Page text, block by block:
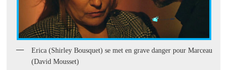
Erica (Shirley Bousquet) se met en grave danger pour Marceau
(David Mousset)